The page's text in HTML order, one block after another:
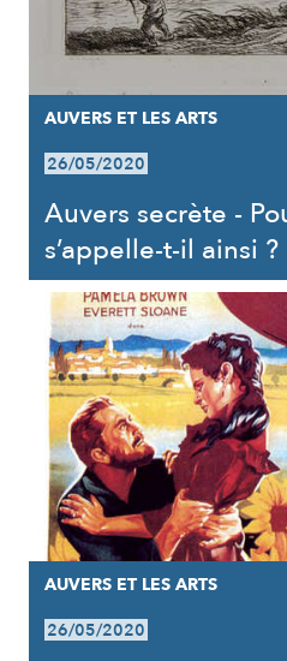
AUVERS ET LES ARTS
26/05/2020
Auvers secrète -
s’appelle-t-il ainsi ?
AUVERS ET LES ARTS
26/05/2020